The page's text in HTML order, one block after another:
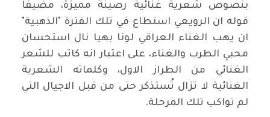
بنصوص شعرية غنائية رصينة مميزة، مضيفا
قوله ان الرويعي استطاع في تلك الفترة "الذهبية"
ان يهب الغناء العراقي لونا بهيا نال استحسان
محبي الطرب والغناء، على اعتبار انه كاتب للشعر
الغنائي من الطراز الاول، وكلماته الشعرية
الغنائية لا تزال تُستذكر حتى من قبل الاجيال التي
لم تواكب تلك المرحلة.